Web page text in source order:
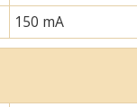
150 mA